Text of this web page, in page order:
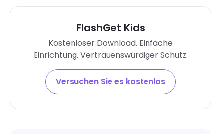
FlashGet Kids
Kostenloser Download. Einfache
Einrichtung. Vertrauenswürdiger Schutz.
Versuchen Sie es kostenlos